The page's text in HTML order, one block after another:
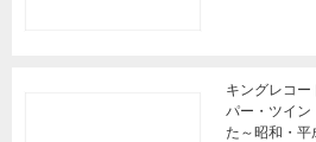
キングレコ
パー・ツイン
た～昭和・平